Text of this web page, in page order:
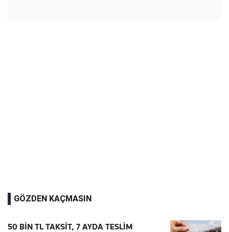
GÖZDEN KAÇMASIN
50 BİN TL TAKSİT, 7 AYDA TESLİM